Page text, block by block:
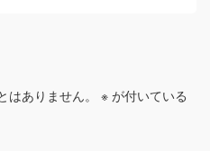
ありません。 ※ が付いている